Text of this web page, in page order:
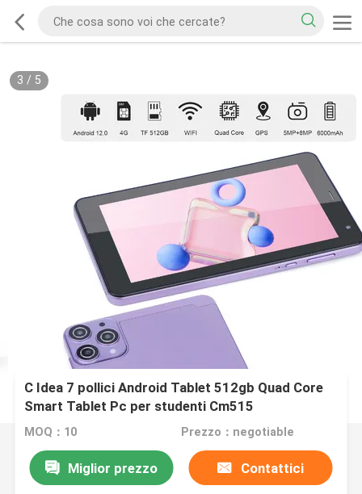
3 / 5
C Idea 7 pollici Android Tablet 512gb Quad Core
Smart Tablet Pc per studenti Cm515
MOQ：10 Prezzo：negotiable
Miglior prezzo Contattici